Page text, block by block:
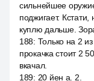
сильнейшее
поджигает.
куплю дальше.
188: Только на 2
прокачка стоит 2
вкачал.
189: 20 йен а. 2.